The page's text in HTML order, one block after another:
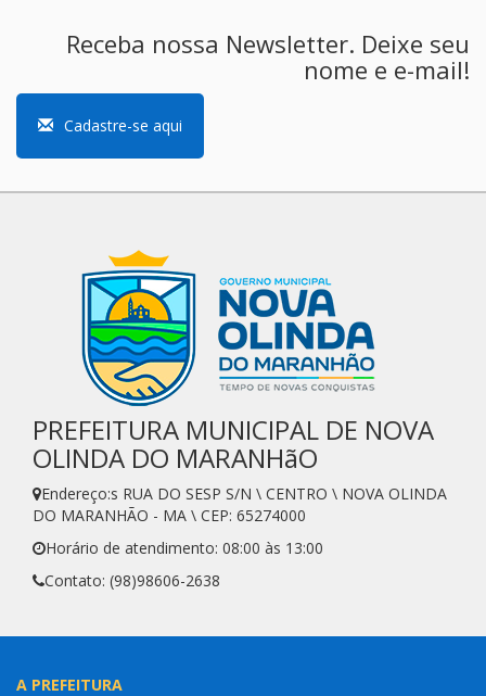
Receba nossa Newsletter. Deixe seu
nome e e-mail!
Cadastre-se aqui
PREFEITURA MUNICIPAL DE NOVA
OLINDA DO MARANHãO
Endereço:s RUA DO SESP S/N \ CENTRO \ NOVA OLINDA
DO MARANHÃO - MA \ CEP: 65274000
Horário de atendimento: 08:00 às 13:00
Contato: (98)98606-2638
A PREFEITURA